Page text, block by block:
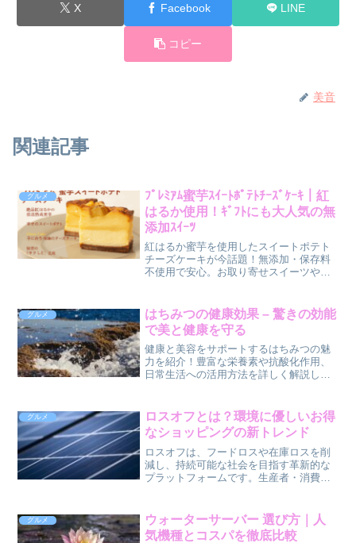
X Facebook LINE
コピー
美音
関連記事
グルメ
ﾌﾟﾚﾐｱﾑ蜜芋ｽｲｰﾄﾎﾟﾃﾄﾁｰｽﾞｹｰｷ｜紅
はるか使用！ｷﾞﾌﾄにも大人気の無
添加ｽｲｰﾂ
紅はるか蜜芋を使用したスイートポテト
チーズケーキが今話題！無添加・保存料
不使用で安心。お取り寄せスイーツやギ
グルメ
はちみつの健康効果 – 驚きの効能
で美と健康を守る
健康と美容をサポートするはちみつの魅
力を紹介！豊富な栄養素や抗酸化作用、
日常生活への活用方法を詳しく解説しま
グルメ
ロスオフとは？環境に優しいお得
なショッピングの新トレンド
ロスオフは、フードロスや在庫ロスを削
減し、持続可能な社会を目指す革新的な
プラットフォームです。生産者・消費者
グルメ
ウォーターサーバー 選び方｜人
気機種とコスパを徹底比較